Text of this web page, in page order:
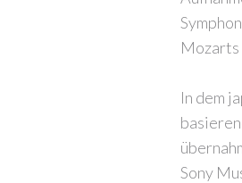
Mozarts
In dem
Sony